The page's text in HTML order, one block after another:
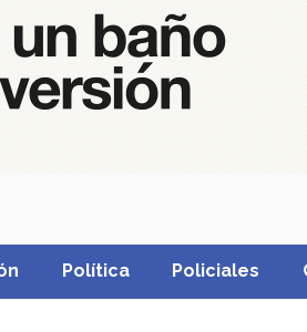
Política Policiales